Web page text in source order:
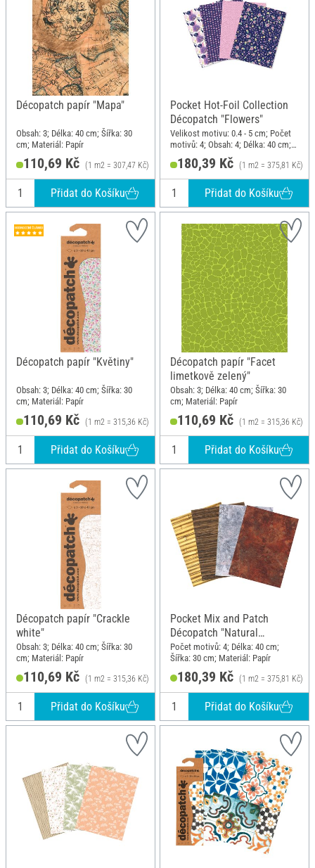
Décopatch papír "Mapa"
Obsah: 3; Délka: 40 cm; Šířka: 30
cm; Materiál: Papír
110,69 Kč (1 m2 = 307,47 Kč)
Přidat do Košíku
Pocket Hot-Foil Collection
Décopatch "Flowers"
Velikost motivu: 0.4 - 5 cm; Počet
motivů: 4; Obsah: 4; Délka: 40 cm;
Šířka: 30 cm; Materiál: Papír
180,39 Kč (1 m2 = 375,81 Kč)
Přidat do Košíku
Décopatch papír "Květiny"
Obsah: 3; Délka: 40 cm; Šířka: 30
cm; Materiál: Papír
110,69 Kč (1 m2 = 315,36 Kč)
Přidat do Košíku
Décopatch papír "Facet
limetkově zelený"
Obsah: 3; Délka: 40 cm; Šířka: 30
cm; Materiál: Papír
110,69 Kč (1 m2 = 315,36 Kč)
Přidat do Košíku
Décopatch papír "Crackle
white"
Obsah: 3; Délka: 40 cm; Šířka: 30
cm; Materiál: Papír
110,69 Kč (1 m2 = 315,36 Kč)
Přidat do Košíku
Pocket Mix and Patch
Décopatch "Natural
Materials"
Počet motivů: 4; Délka: 40 cm;
Šířka: 30 cm; Materiál: Papír
180,39 Kč (1 m2 = 375,81 Kč)
Přidat do Košíku